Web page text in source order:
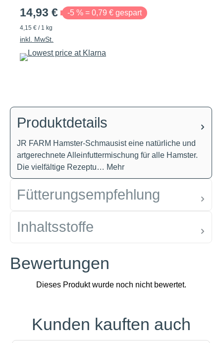
14,93 € -5 % = 0,79 € gespart
4,15 € / 1 kg
inkl. MwSt.
Produktdetails
JR FARM Hamster-Schmausist eine natürliche und
artgerechnete Alleinfuttermischung für alle Hamster.
Die vielfältige Rezeptu… Mehr
Fütterungsempfehlung
Inhaltsstoffe
Bewertungen
Produktgalerie überspringen
Kunden kauften auch